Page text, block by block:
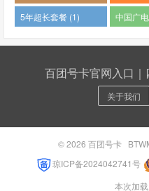
(1)
5年超长套餐 (1) 中国广
百团号卡官网入口
关于我们
© 2026 百团号卡
琼ICP备2024042741号
本次加